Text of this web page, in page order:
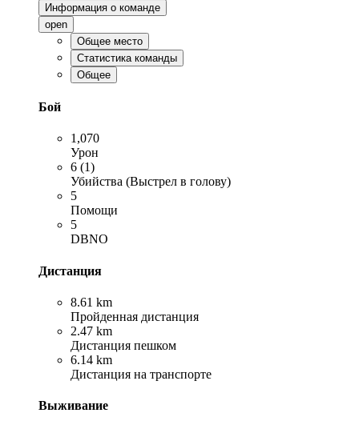
Информация о команде
open
Общее место
Статистика команды
Общее
Бой
1,070
Урон
6 (1)
Убийства (Выстрел в голову)
5
Помощи
5
DBNO
Дистанция
8.61 km
Пройденная дистанция
2.47 km
Дистанция пешком
6.14 km
Дистанция на транспорте
Выживание